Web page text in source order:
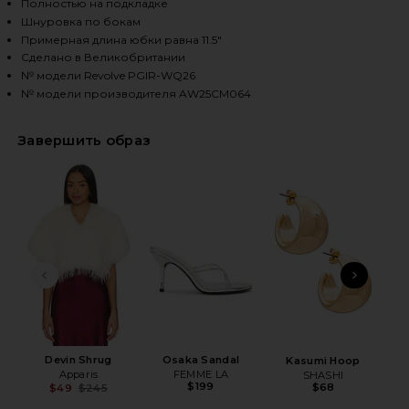
SABINA METALLIC CHAINMAIL SKIRT IN ULTRA
SABINA METALLIC CHAINMAIL SKIRT IN
SABINA METALLIC CHAINMAIL SKIRT IN ULTRA
Полностью на подкладке
Шнуровка по бокам
Примерная длина юбки равна 11.5"
Сделано в Великобритании
№ модели Revolve PGIR-WQ26
№ модели производителя AW25CM064
Завершить образ
ПРЕДЫДУЩИЙ СЛАЙД
Devin Shrug
Apparis
$49 $245
Osaka Sandal
FEMME LA
$199
Kasumi Hoop
SHASHI
$68